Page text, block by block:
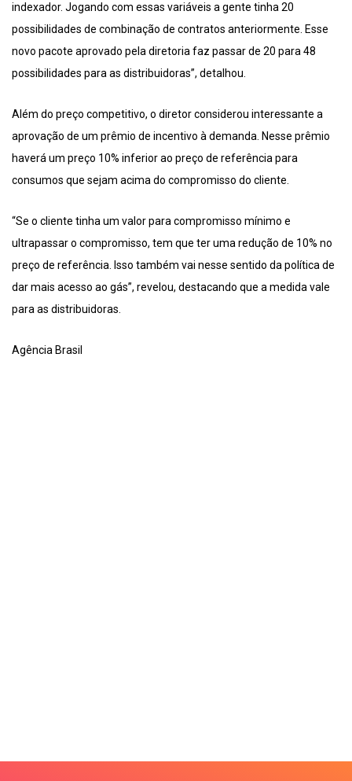
indexador. Jogando com essas variáveis a gente tinha 20
possibilidades de combinação de contratos anteriormente. Esse
novo pacote aprovado pela diretoria faz passar de 20 para 48
possibilidades para as distribuidoras”, detalhou.
Além do preço competitivo, o diretor considerou interessante a
aprovação de um prêmio de incentivo à demanda. Nesse prêmio
haverá um preço 10% inferior ao preço de referência para
consumos que sejam acima do compromisso do cliente.
“Se o cliente tinha um valor para compromisso mínimo e
ultrapassar o compromisso, tem que ter uma redução de 10% no
preço de referência. Isso também vai nesse sentido da política de
dar mais acesso ao gás”, revelou, destacando que a medida vale
para as distribuidoras.
Agência Brasil